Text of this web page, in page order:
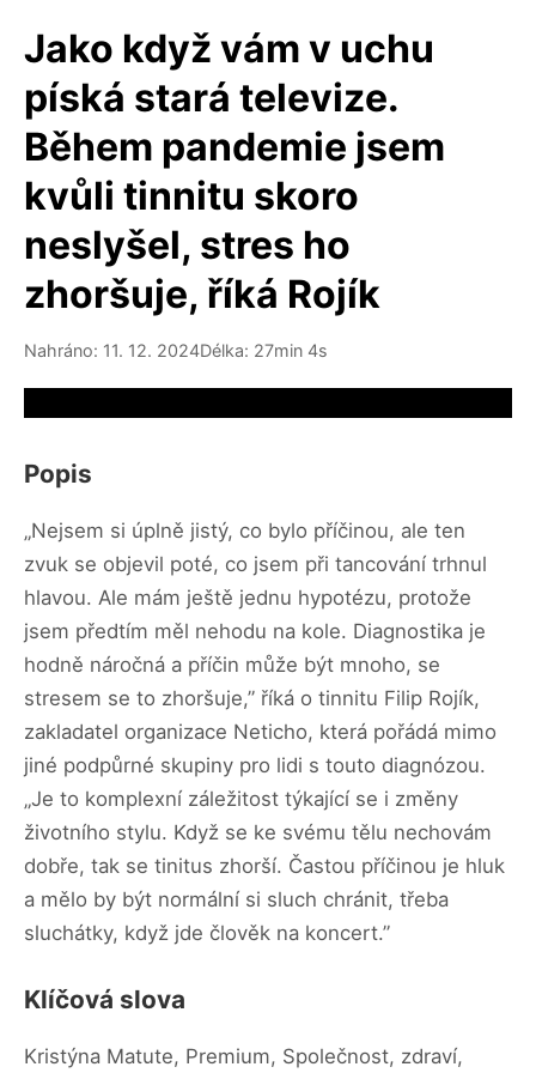
Jako když vám v uchu
píská stará televize.
Během pandemie jsem
kvůli tinnitu skoro
neslyšel, stres ho
zhoršuje, říká Rojík
Nahráno: 11. 12. 2024Délka: 27min 4s
Popis
„Nejsem si úplně jistý, co bylo příčinou, ale ten
zvuk se objevil poté, co jsem při tancování trhnul
hlavou. Ale mám ještě jednu hypotézu, protože
jsem předtím měl nehodu na kole. Diagnostika je
hodně náročná a příčin může být mnoho, se
stresem se to zhoršuje,” říká o tinnitu Filip Rojík,
zakladatel organizace Neticho, která pořádá mimo
jiné podpůrné skupiny pro lidi s touto diagnózou.
„Je to komplexní záležitost týkající se i změny
životního stylu. Když se ke svému tělu nechovám
dobře, tak se tinitus zhorší. Častou příčinou je hluk
a mělo by být normální si sluch chránit, třeba
sluchátky, když jde člověk na koncert.”
Klíčová slova
Kristýna Matute, Premium, Společnost, zdraví,